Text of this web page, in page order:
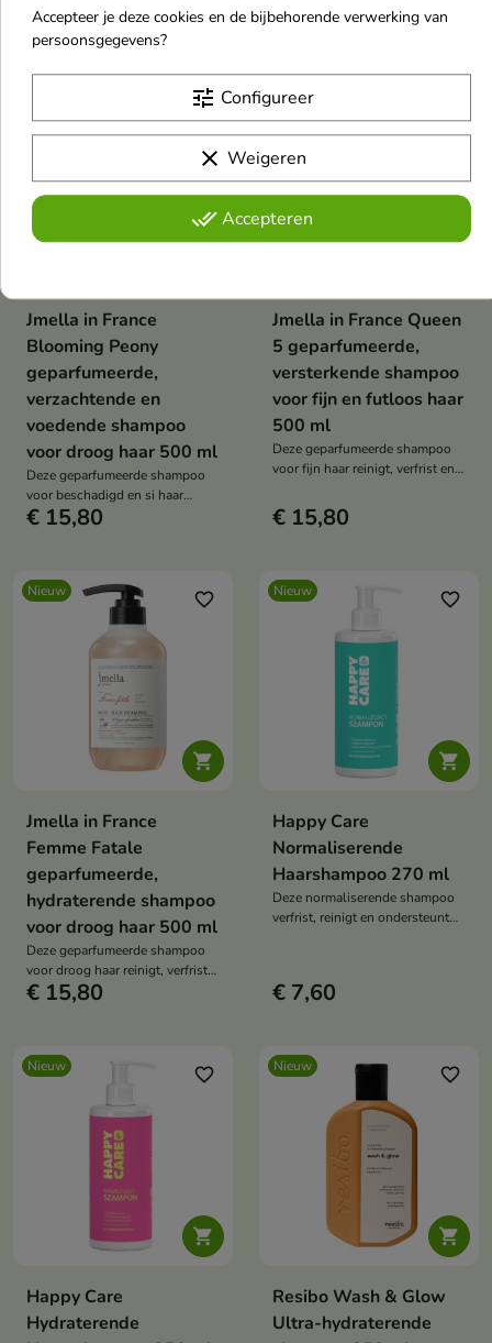
€ 8,60
beschermen tegen vroegtijdige
€ 8,60
favorite_border
Jmella in France
Blooming Peony
geparfumeerde,
verzachtende en
voedende shampoo
voor droog haar 500 ml
Deze geparfumeerde shampoo
voor beschadigd en si haar
reinigt, verfrist en maakt het haar
pioenroos en witte ego
ondersteunt de dagelijkse
verzorging van zeer droog haar.
€ 15,80
Jmella in France Queen
5 geparfumeerde,
versterkende shampoo
voor fijn en futloos haar
500 ml
Deze geparfumeerde shampoo
voor fijn haar reinigt, verfrist en
aanvoelen. De milde formule
met een licht zure pH-waarde,
de geur van aldehyden, jasmijn
en witte ego ondersteunt de
dagelijkse verzorging van haar
met weinig volume.
€ 15,80
Nieuw

favorite_border
Jmella in France
Femme Fatale
geparfumeerde,
hydraterende shampoo
voor droog haar 500 ml
Deze geparfumeerde shampoo
voor droog haar reinigt, verfrist
en maakt het haar zacht. De
aminozuren en de geur van
lychee, lelie en vanille,
ondersteunt de dagelijkse
haarverzorging.
€ 15,80
Nieuw

favorite_border
Happy Care
Normaliserende
Haarshampoo 270 ml
Deze normaliserende shampoo
verfrist, reinigt en ondersteunt
formule, met menthol,
neroli (en mogelijk andere
essentiële oliën), bevat 95%
oorsprong.
€ 7,60
Nieuw

favorite_border
Happy Care
Hydraterende
Nieuw

favorite_border
Resibo Wash & Glow
Ultra-hydraterende
Accepteer je deze cookies en de bijbehorende verwerking van
persoonsgegevens?
tune Configureer
clear Weigeren
done_all Accepteren